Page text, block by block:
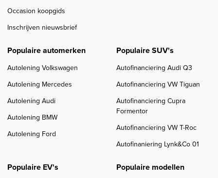
Occasion koopgids
Inschrijven nieuwsbrief
Populaire automerken
Autolening Volkswagen
Autolening Mercedes
Autolening Audi
Autolening BMW
Autolening Ford
Populaire SUV's
Autofinanciering Audi Q3
Autofinanciering VW Tiguan
Autofinanciering Cupra
Formentor
Autofinanciering VW T-Roc
Autofinaniering Lynk&Co 01
Populaire EV's Populaire modellen